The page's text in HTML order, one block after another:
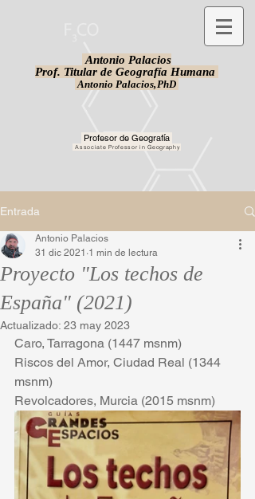
Antonio Palacios
Prof. Titular de Geografía Humana
Antonio Palacios,PhD
Profesor de Geografía
Associate Professor in Geography
Entrada
Proyecto "Los techos de
España" (2021)
Antonio Palacios
31 dic 2021 1 min de lectura
Actualizado: 23 may 2023
Caro, Tarragona (1447 msnm)
Riscos del Amor, Ciudad Real (1344
msnm)
Revolcadores, Murcia (2015 msnm)